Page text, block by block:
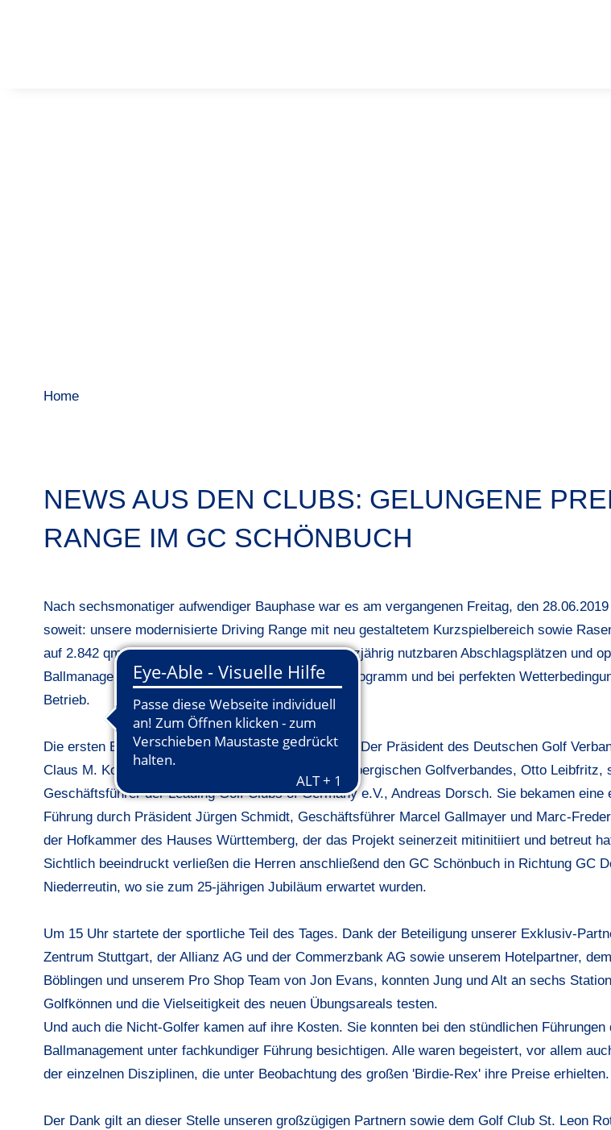
Home
NEWS AUS DEN CLUBS: GELUNGENE
RANGE IM GC SCHÖNBUCH
Nach sechsmonatiger aufwendiger Bauphase war es am vergangenen Freitag, den
soweit: unsere modernisierte Driving Range mit neu gestaltetem Kurzspielbereich sowie
auf 2.842 qm mit zusätzlichen überdachten und ganzjährig nutzbaren Abschlagsplätzen und
Ballmanagement ging mit einem vielseitigen Tagesprogramm und bei perfekten
Betrieb.
Die ersten Ehrengäste trafen um die Mittagszeit ein. Der Präsident des Deutschen Golf
Claus M. Kobold, der Präsident des Baden-Württembergischen Golfverbandes, Otto Leibfritz,
Geschäftsführer der Leading Golf Clubs of Germany e.V., Andreas Dorsch. Sie bekamen eine
Führung durch Präsident Jürgen Schmidt, Geschäftsführer Marcel Gallmayer und Marc-
der Hofkammer des Hauses Württemberg, der das Projekt seinerzeit mitinitiiert und betreut
Sichtlich beeindruckt verließen die Herren anschließend den GC Schönbuch in Richtung GC
Niederreutin, wo sie zum 25-jährigen Jubiläum erwartet wurden.
Um 15 Uhr startete der sportliche Teil des Tages. Dank der Beteiligung unserer Exklusiv-
Zentrum Stuttgart, der Allianz AG und der Commerzbank AG sowie unserem Hotelpartner,
Böblingen und unserem Pro Shop Team von Jon Evans, konnten Jung und Alt an sechs
Golfkönnen und die Vielseitigkeit des neuen Übungsareals testen.
Und auch die Nicht-Golfer kamen auf ihre Kosten. Sie konnten bei den stündlichen Führungen
Ballmanagement unter fachkundiger Führung besichtigen. Alle waren begeistert, vor allem
der einzelnen Disziplinen, die unter Beobachtung des großen 'Birdie-Rex' ihre Preise erhielten.
Der Dank gilt an dieser Stelle unseren großzügigen Partnern sowie dem Golf Club St. Leon